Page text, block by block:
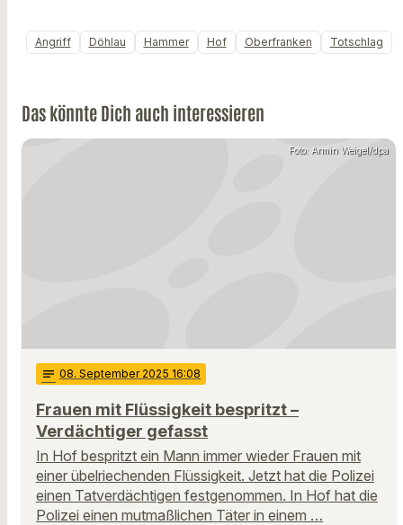
Angriff Döhlau Hammer Hof Oberfranken Totschlag
Das könnte Dich auch interessieren
Foto: Armin Weigel/dpa
notes 08. September 2025 16:08
Frauen mit Flüssigkeit bespritzt –
Verdächtiger gefasst
In Hof bespritzt ein Mann immer wieder Frauen mit
einer übelriechenden Flüssigkeit. Jetzt hat die Polizei
einen Tatverdächtigen festgenommen. In Hof hat die
Polizei einen mutmaßlichen Täter in einem …